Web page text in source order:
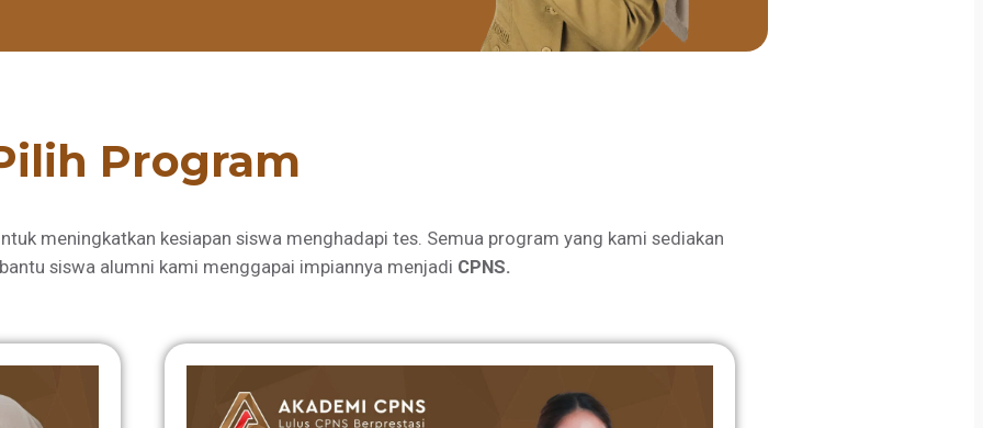
Program
meningkatkan kesiapan siswa menghadapi tes. Semua program yang kami sediakan
siswa alumni kami menggapai impiannya menjadi CPNS.